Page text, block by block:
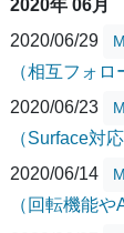
2020年 06月
2020/06/29
（相互フォロ
2020/06/23
（Surface対
2020/06/14
（回転機能や